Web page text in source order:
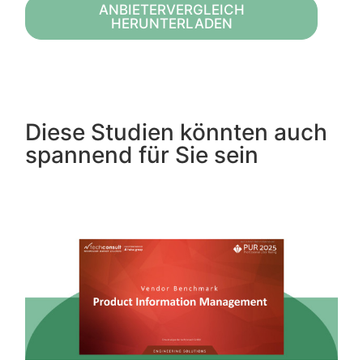
ANBIETERVERGLEICH
HERUNTERLADEN
Diese Studien könnten auch
spannend für Sie sein